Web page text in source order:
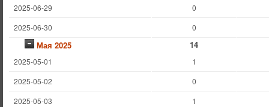
2025-06-29
0
2025-06-30
0
Мая 2025 14
2025-05-01
1
2025-05-02
0
2025-05-03
1